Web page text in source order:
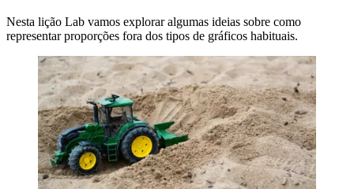
Nesta lição Lab vamos explorar algumas ideias sobre como
representar proporções fora dos tipos de gráficos habituais.